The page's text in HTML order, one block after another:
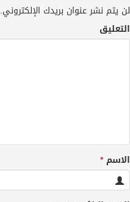
لن يتم نشر عنوان بريدك الإلكتروني.
التعليق
الاسم*